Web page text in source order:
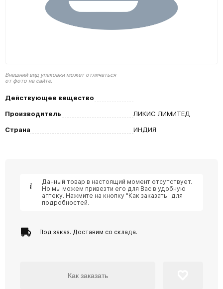
Внешний вид упаковки может отличаться
от фото на сайте.
Действующее вещество
Производитель
ЛИКИС ЛИМИТЕД
Страна
ИНДИЯ
Данный товар в настоящий момент отсутствует.
Но мы можем привезти его для Вас в удобную
аптеку. Нажмите на кнопку "Как заказать" для
подробностей.
Под заказ. Доставим со склада.
Как заказать